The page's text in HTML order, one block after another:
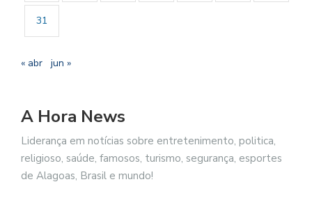
31
« abr jun »
A Hora News
Liderança em notícias sobre entretenimento, politica,
religioso, saúde, famosos, turismo, segurança, esportes
de Alagoas, Brasil e mundo!